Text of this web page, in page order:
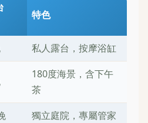
特色
私人露台，按摩浴缸
180度海景，含下午
茶
獨立庭院，專屬管家